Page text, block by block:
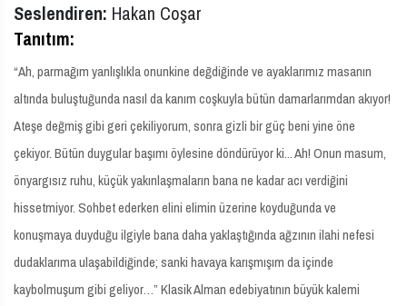
Seslendiren: Hakan Coşar
Tanıtım:
“Ah, parmağım yanlışlıkla onunkine değdiğinde ve ayaklarımız masanın
altında buluştuğunda nasıl da kanım coşkuyla bütün damarlarımdan akıyor!
Ateşe değmiş gibi geri çekiliyorum, sonra gizli bir güç beni yine öne
çekiyor. Bütün duygular başımı öylesine döndürüyor ki... Ah! Onun masum,
önyargısız ruhu, küçük yakınlaşmaların bana ne kadar acı verdiğini
hissetmiyor. Sohbet ederken elini elimin üzerine koyduğunda ve
konuşmaya duyduğu ilgiyle bana daha yaklaştığında ağzının ilahi nefesi
dudaklarıma ulaşabildiğinde; sanki havaya karışmışım da içinde
kaybolmuşum gibi geliyor…” Klasik Alman edebiyatının büyük kalemi